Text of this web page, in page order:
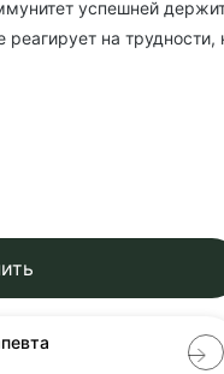
успешней
реагирует на